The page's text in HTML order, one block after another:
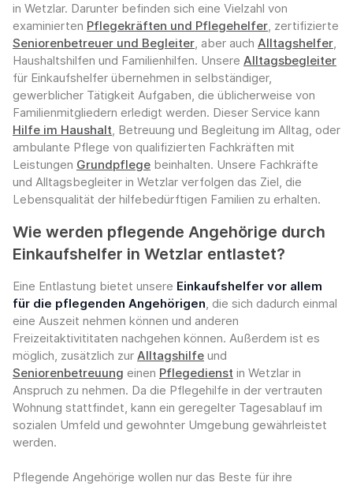
in Wetzlar. Darunter befinden sich eine Vielzahl von
examinierten Pflegekräften und Pflegehelfer, zertifizierte
Seniorenbetreuer und Begleiter, aber auch Alltagshelfer,
Haushaltshilfen und Familienhilfen. Unsere Alltagsbegleiter
für Einkaufshelfer übernehmen in selbständiger,
gewerblicher Tätigkeit Aufgaben, die üblicherweise von
Familienmitgliedern erledigt werden. Dieser Service kann
Hilfe im Haushalt, Betreuung und Begleitung im Alltag, oder
ambulante Pflege von qualifizierten Fachkräften mit
Leistungen Grundpflege beinhalten. Unsere Fachkräfte
und Alltagsbegleiter in Wetzlar verfolgen das Ziel, die
Lebensqualität der hilfebedürftigen Familien zu erhalten.
Wie werden pflegende Angehörige durch
Einkaufshelfer in Wetzlar entlastet?
Eine Entlastung bietet unsere Einkaufshelfer vor allem
für die pflegenden Angehörigen, die sich dadurch einmal
eine Auszeit nehmen können und anderen
Freizeitaktivititaten nachgehen können. Außerdem ist es
möglich, zusätzlich zur Alltagshilfe und
Seniorenbetreuung einen Pflegedienst in Wetzlar in
Anspruch zu nehmen. Da die Pflegehilfe in der vertrauten
Wohnung stattfindet, kann ein geregelter Tagesablauf im
sozialen Umfeld und gewohnter Umgebung gewährleistet
werden.
Pflegende Angehörige wollen nur das Beste für ihre